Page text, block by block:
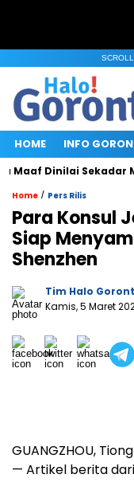
HOME INFO
Dinilai Sekadar
Home / Pers Rilis
Para Konsul
Siap
Shenzhen
Tim Halo
Kamis, 5 Maret
GUANGZHOU,
— Artikel berita dari